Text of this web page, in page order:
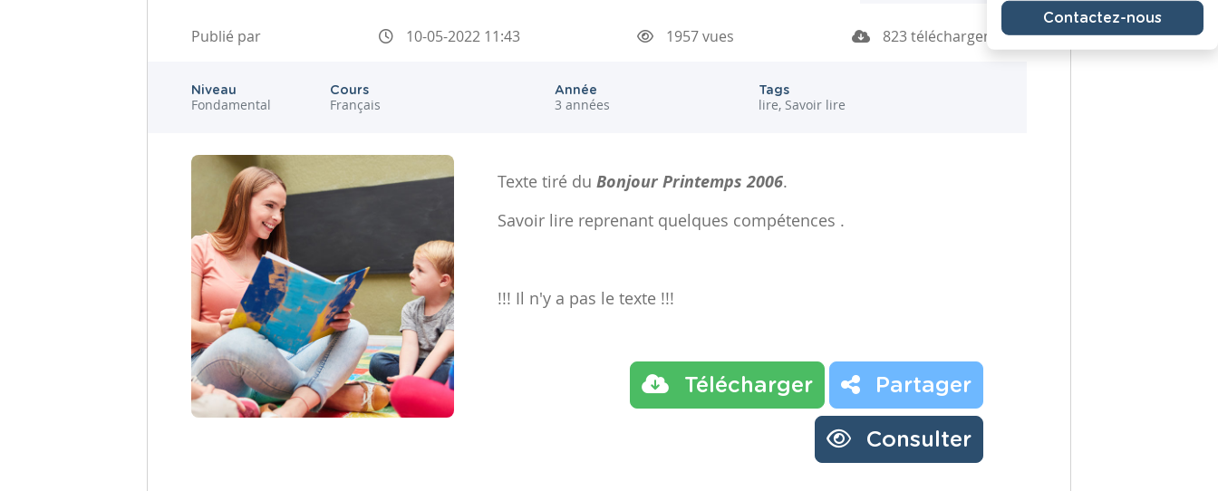
Publié par 10-05-2022 11:43 1957 vues 823 téléchargements
Niveau
Fondamental
Cours
Français
Année
3 années
Tags
lire, Savoir lire
Texte tiré du Bonjour Printemps 2006.
Savoir lire reprenant quelques compétences .
!!! Il n'y a pas le texte !!!
Télécharger Partager
Consulter
Contactez-nous